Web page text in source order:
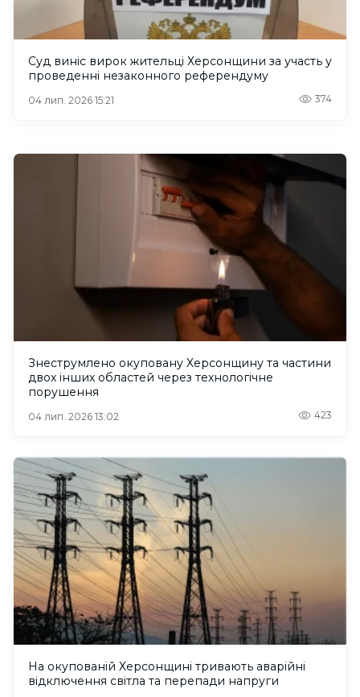
Суд виніс вирок жительці Херсонщини за участь у
проведенні незаконного референдуму
04 лип. 2026 15:21 374
Знеструмлено окуповану Херсонщину та частини
двох інших областей через технологічне
порушення
04 лип. 2026 13:02 423
На окупованій Херсонщині тривають аварійні
відключення світла та перепади напруги